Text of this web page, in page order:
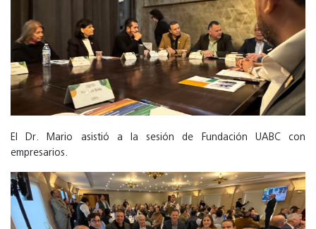
El Dr. Mario asistió a la sesión de Fundación UABC con
empresarios.